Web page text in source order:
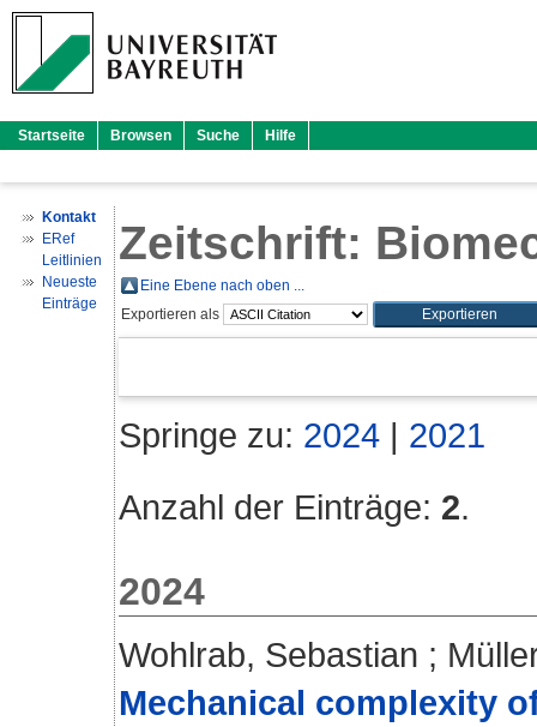
Startseite Browsen Suche Hilfe
Kontakt
ERef
Leitlinien
Neueste
Einträge
Zeitschrift:
Eine Ebene nach oben ...
Exportieren als
Springe zu: 2024 | 2021
Anzahl der Einträge: 2.
2024
Wohlrab, Sebastian ;
Mechanical complexity